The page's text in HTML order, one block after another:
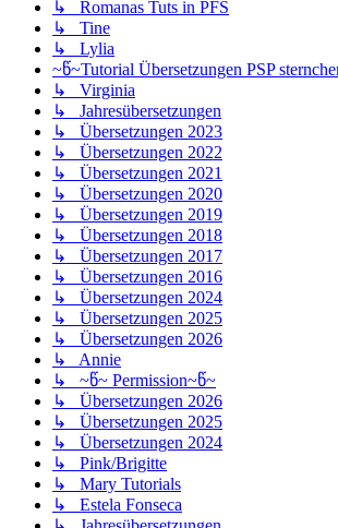
↳ Romanas Tuts in PFS
↳ Tine
↳ Lylia
~წ~Tutorial Übersetzungen PSP
↳ Virginia
↳ Jahresübersetzungen
↳ Übersetzungen 2023
↳ Übersetzungen 2022
↳ Übersetzungen 2021
↳ Übersetzungen 2020
↳ Übersetzungen 2019
↳ Übersetzungen 2018
↳ Übersetzungen 2017
↳ Übersetzungen 2016
↳ Übersetzungen 2024
↳ Übersetzungen 2025
↳ Übersetzungen 2026
↳ Annie
↳ ~წ~ Permission~წ~
↳ Übersetzungen 2026
↳ Übersetzungen 2025
↳ Übersetzungen 2024
↳ Pink/Brigitte
↳ Mary Tutorials
↳ Estela Fonseca